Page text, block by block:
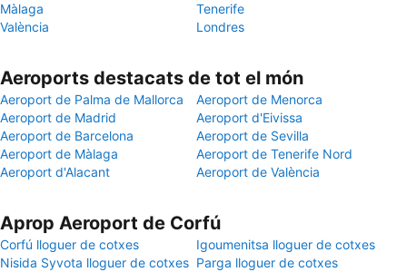
Màlaga
Tenerife
València
Londres
Aeroports destacats de tot el món
Aeroport de Palma de Mallorca
Aeroport de Menorca
Aeroport de Madrid
Aeroport d'Eivissa
Aeroport de Barcelona
Aeroport de Sevilla
Aeroport de Màlaga
Aeroport de Tenerife Nord
Aeroport d'Alacant
Aeroport de València
Aprop Aeroport de Corfú
Corfú lloguer de cotxes
Igoumenitsa lloguer de cotxes
Nisida Syvota lloguer de cotxes Parga lloguer de cotxes